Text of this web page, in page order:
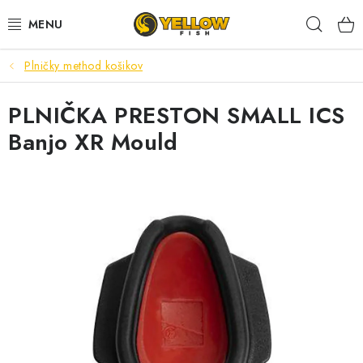
na
NOVINKY 2026
LETNÉ ZĽAVY
HALDORADO
KRMIVÁ,NÁSTRAHY
Plničky method košikov
PLNIČKA PRESTON SMALL ICS
Banjo XR Mould